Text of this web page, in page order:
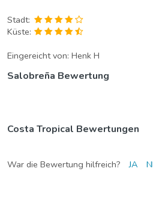
Stadt:
Küste:
Eingereicht von: Henk H
Salobreña Bewertung
Costa Tropical Bewertungen
War die Bewertung hilfreich? JA